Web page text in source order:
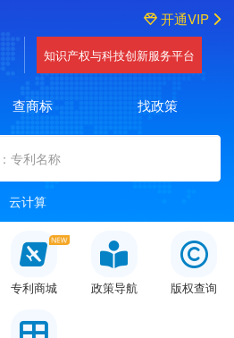
开通VIP
知识产权与科技创新服务平台
查商标 找政策
云计算
专利商城 政策导航 版权查询